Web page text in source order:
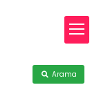
Arama